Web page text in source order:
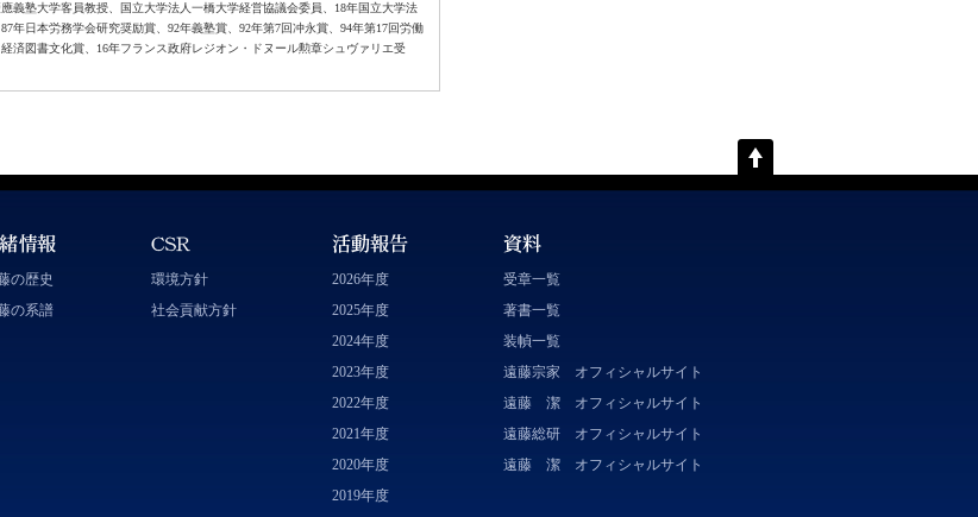
義塾大学客員教授、国立大学法人一橋大学経営協議会委員、18年国立大学法
年日本労務学会研究奨励賞、92年義塾賞、92年第7回冲永賞、94年第17回労働
済図書文化賞、16年フランス政府レジオン・ドヌール勲章シュヴァリエ受
の歴史
の系譜
環境方針
社会貢献方針
2026年度
2025年度
2024年度
2023年度
2022年度
2021年度
2020年度
2019年度
受章一覧
著書一覧
装幀一覧
遠藤宗家 オフィシャルサイト
遠藤 潔 オフィシャルサイト
遠藤総研 オフィシャルサイト
遠藤 潔 オフィシャルサイト